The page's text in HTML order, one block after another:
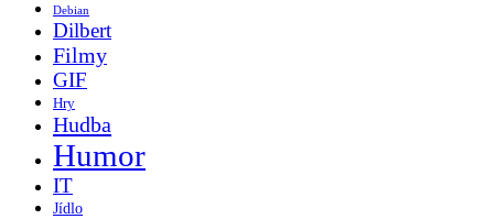
Debian
Dilbert
Filmy
GIF
Hry
Hudba
Humor
IT
Jídlo